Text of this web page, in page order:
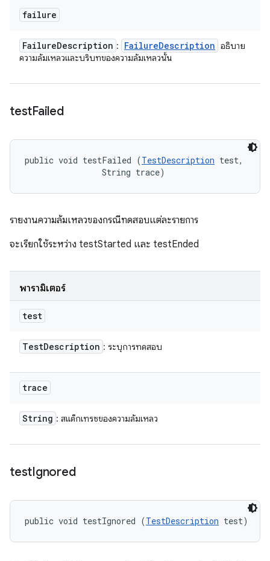
failure
FailureDescription : FailureDescription อธิบาย
ความล้มเหลวและบริบทของความล้มเหลวนั้น
testFailed
public void testFailed (TestDescription test,
                String trace)
รายงานความล้มเหลวของกรณีทดสอบแต่ละรายการ
จะเรียกใช้ระหว่าง testStarted และ testEnded
พารามิเตอร์
test
TestDescription : ระบุการทดสอบ
trace
String : สแต็กเทรซของความล้มเหลว
testIgnored
public void testIgnored (TestDescription test)